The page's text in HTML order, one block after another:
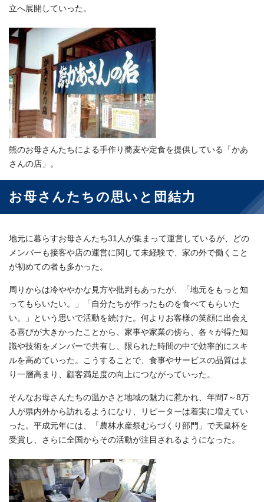
立へ展開していった。
熊のお母さんたちによる手作り蕎麦や定食を提供している「かあ
さんの店」。
お母さんたちの思いと団結力
地元に暮らすお母さんたち31人が集まって運営しているが、どの
メンバーも接客や店の運営に関して未経験で、家の外で働くこと
が初めての者も多かった。
周りからは冷ややかな見方や批判もあったが、「地元をもっと知
ってもらいたい。」「自分たちが作ったものを食べてもらいた
い。」という思いで活動を続けた。何よりお客様の笑顔に出会え
る喜びが大きかったことから、家事や家業の傍ら、各々が得た知
識や技術をメンバーで共有し、限られた時間の中で効率的にスキ
ルを高めていった。こうすることで、食事やサービスの品質はよ
り一層高まり、顧客満足度の向上につながっていった。
そんなお母さんたちの温かさと地域の魅力に惹かれ、年間7～8万
人が県内外から訪れるようになり、リピーターは着実に増えてい
った。平成元年には、「農林水産祭むらづくり部門」で天皇杯を
受賞し、さらに全国からその活動が注目されるようになった。